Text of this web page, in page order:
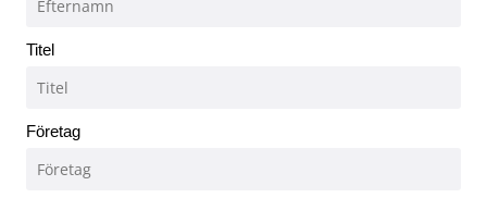
Titel
Företag